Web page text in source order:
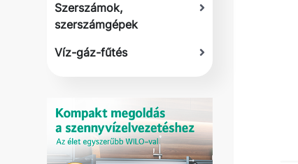
Szerszámok,
szerszámgépek
Víz-gáz-fűtés